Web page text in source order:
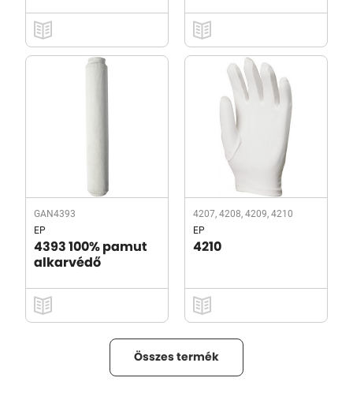
GAN4393
EP
4393 100% pamut
alkarvédő
4207, 4208, 4209, 4210
EP
4210
Összes termék